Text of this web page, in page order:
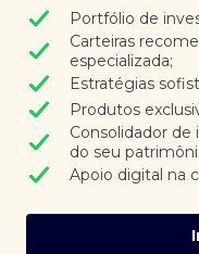
Portfólio de
Carteiras
especializada;
Estratégias
Produtos
Consolidador
do seu
Apoio digital na